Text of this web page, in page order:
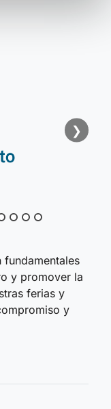
❯
y promover la
ferias y
y